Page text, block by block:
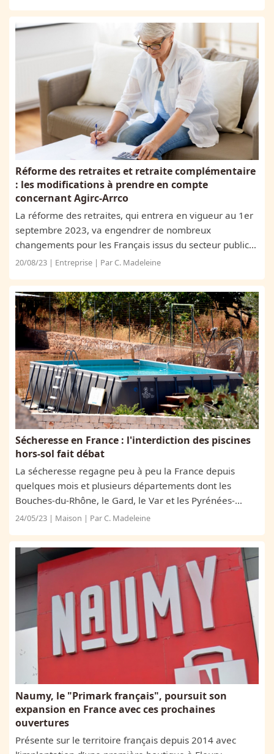
Réforme des retraites et retraite complémentaire
: les modifications à prendre en compte
concernant Agirc-Arrco
La réforme des retraites, qui entrera en vigueur au 1er
septembre 2023, va engendrer de nombreux
changements pour les Français issus du secteur public
et du secteur privé. En effet, l’âge légal de départ à la
20/08/23 | Entreprise | Par C. Madeleine
Sécheresse en France : l'interdiction des piscines
hors-sol fait débat
La sécheresse regagne peu à peu la France depuis
quelques mois et plusieurs départements dont les
Bouches-du-Rhône, le Gard, le Var et les Pyrénées-
Orientales sont passés en état de vigilance. Cette
24/05/23 | Maison | Par C. Madeleine
Naumy, le "Primark français", poursuit son
expansion en France avec ces prochaines
ouvertures
Présente sur le territoire français depuis 2014 avec